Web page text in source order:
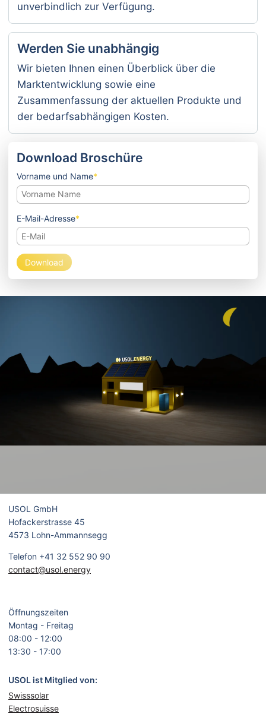
unverbindlich zur Verfügung.
Werden Sie unabhängig
Wir bieten Ihnen einen Überblick über die
Marktentwicklung sowie eine
Zusammenfassung der aktuellen Produkte und
der bedarfsabhängigen Kosten.
Download Broschüre
Pflichtfeld
Vorname und Name*
Pflichtfeld
E-Mail-Adresse*
Download
USOL GmbH
Hofackerstrasse 45
4573 Lohn-Ammannsegg
Telefon +41 32 552 90 90
contact@usol.energy
Öffnungszeiten
Montag - Freitag
08:00 - 12:00
13:30 - 17:00
USOL ist Mitglied von:
Swisssolar
Electrosuisse